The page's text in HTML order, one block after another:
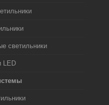
светильники
LED